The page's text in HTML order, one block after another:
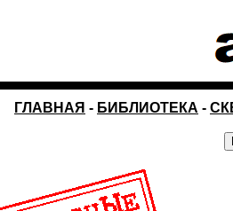
ГЛАВНАЯ - БИБЛИОТЕКА -